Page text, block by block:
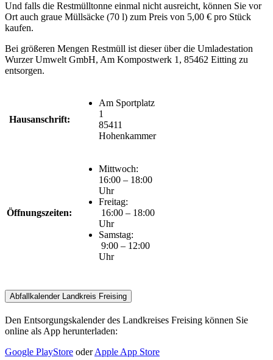
Und falls die Restmülltonne einmal nicht ausreicht, können Sie vor
Ort auch graue Müllsäcke (70 l) zum Preis von 5,00 € pro Stück
kaufen.
Bei größeren Mengen Restmüll ist dieser über die Umladestation
Wurzer Umwelt GmbH, Am Kompostwerk 1, 85462 Eitting zu
entsorgen.
Hausanschrift:
Am Sportplatz
1
85411
Hohenkammer
Öffnungszeiten:
Mittwoch:
16:00 – 18:00
Uhr
Freitag:
16:00 – 18:00
Uhr
Samstag:
9:00 – 12:00
Uhr
Abfallkalender Landkreis Freising
Den Entsorgungskalender des Landkreises Freising können Sie
online als App herunterladen:
Google PlayStore oderApple App Store